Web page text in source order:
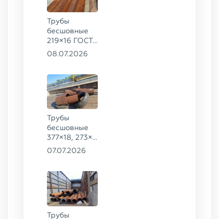
Трубы
бесшовные
219×16 ГОСТ
8732-78, ст.
08.07.2026
Трубы
бесшовные
377×18, 273×8
ГОСТ 8732-
09Г2С
07.07.2026
Трубы